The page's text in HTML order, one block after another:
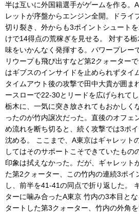
半は互いに外国籍選手がゲームを作る。
レットが序盤からエンジン全開。ドライ
切り裂き、外からも3ポイントシュート
けで14得点の荒稼ぎを見せる。 対する
味をいかんなく発揮する。パワープレー
リウープも飛び出すなど第2クォーター
はギブスのインサイドを止められずタイ
タイムアウト後の攻撃で田中大貴が囲ま
ースローで22-30とリードを広げられて
栃木に、一気に突き放されてもおかしく
ったのが竹内譲次だった。直後のオフェ
め流れを断ち切ると、続く攻撃では3ポ
沈める。 ここまで、A東京はギャレット
してはそのサポートこそできていたもの
印象は拭えなかった。だが、ギャレット
た第2クォーター、この竹内の連続3ポイ
し、前半を41-41の同点で折り返した。
ターに噛み合ったA東京 竹内の3本目と
タートした第3クォーター、竹内の外角